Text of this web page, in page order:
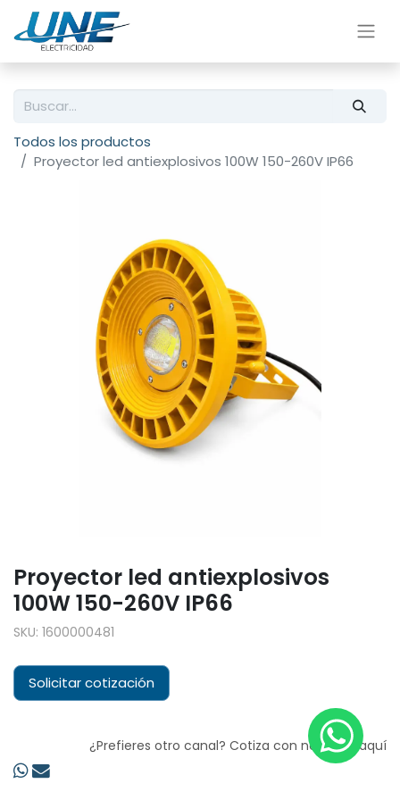
Todos los productos
Proyector led antiexplosivos 100W 150-260V IP66
Proyector led antiexplosivos
100W 150-260V IP66
SKU: 1600000481
Solicitar cotización
¿Prefieres otro canal? Cotiza con nosotros aquí